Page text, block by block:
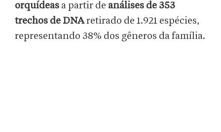
orquídeas a partir de análises de 353
trechos de DNAretirado de 1.921 espécies,
representando 38% dos gêneros da família.